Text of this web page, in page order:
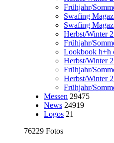
Frühjahr/
Swafing
Swafing
Herbst/Winter
Frühjahr/
Lookbook h+h
Herbst/Winter
Frühjahr/
Herbst/Winter
Frühjahr/
Messen 29475
News 24919
Logos 21
76229 Fotos